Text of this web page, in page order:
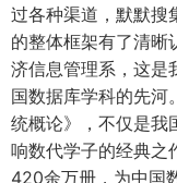
过各种渠道，默默搜
的整体框架有了清晰
济信息管理系，这是
国数据库学科的先河
统概论》，不仅是我
响数代学子的经典之
420余万册，为中国